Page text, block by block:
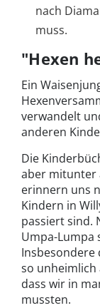
nach
muss.
"Hexen
Ein
verwandelt
anderen
Die
aber mitunter
erinnern uns
Kindern in
passiert sind.
Umpa-Lumpa
Insbesondere
so unheimlich
dass wir in
mussten.